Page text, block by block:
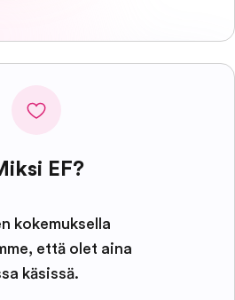
EF?
kokemuksella
että olet aina
käsissä.